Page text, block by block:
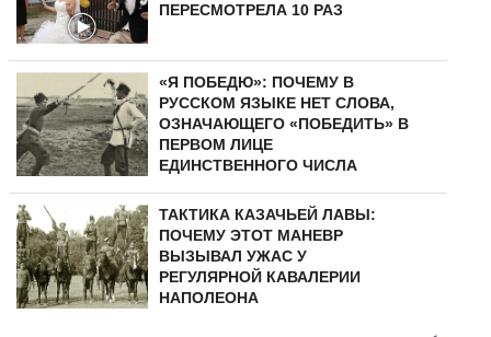
ПЕРЕСМОТРЕЛА 10 РАЗ
«Я ПОБЕДЮ»: ПОЧЕМУ В
РУССКОМ ЯЗЫКЕ НЕТ СЛОВА,
ОЗНАЧАЮЩЕГО «ПОБЕДИТЬ» В
ПЕРВОМ ЛИЦЕ
ЕДИНСТВЕННОГО ЧИСЛА
ТАКТИКА КАЗАЧЬЕЙ ЛАВЫ:
ПОЧЕМУ ЭТОТ МАНЕВР
ВЫЗЫВАЛ УЖАС У
РЕГУЛЯРНОЙ КАВАЛЕРИИ
НАПОЛЕОНА